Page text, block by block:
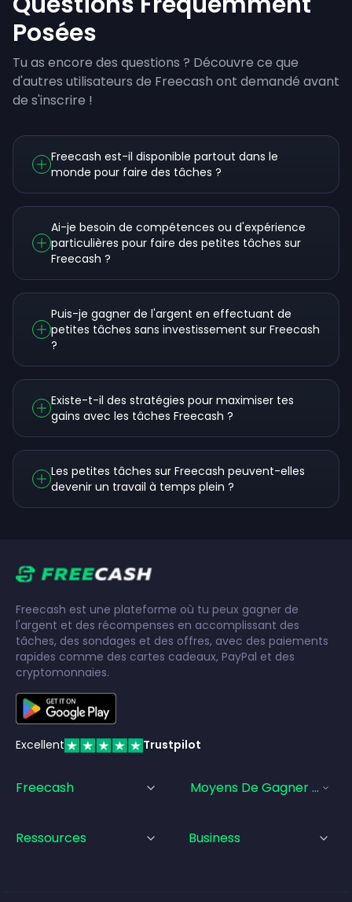
Posées
Tu as encore des questions ? Découvre ce que
d'autres utilisateurs de Freecash ont demandé avant
de s'inscrire !
Freecash est-il disponible partout dans le
monde pour faire des tâches ?
Ai-je besoin de compétences ou d'expérience
particulières pour faire des petites tâches sur
Freecash ?
Puis-je gagner de l'argent en effectuant de
petites tâches sans investissement sur Freecash
?
Existe-t-il des stratégies pour maximiser tes
gains avec les tâches Freecash ?
Les petites tâches sur Freecash peuvent-elles
devenir un travail à temps plein ?
Freecash est une plateforme où tu peux gagner de
l'argent et des récompenses en accomplissant des
tâches, des sondages et des offres, avec des paiements
rapides comme des cartes cadeaux, PayPal et des
cryptomonnaies.
Excellent Trustpilot
Freecash Moyens De Gagner De
Ressources Business